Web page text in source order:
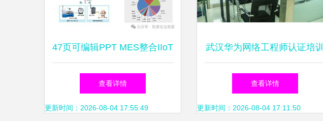
47页可编辑PPT MES整合IIoT
技术，驱动企业数字化智造升
级
查看详情
更新时间：2026-08-04 17:55:49
武汉华为网络工程师认证培训
与专业信息技术咨询服务指南
查看详情
更新时间：2026-08-04 17:11:50